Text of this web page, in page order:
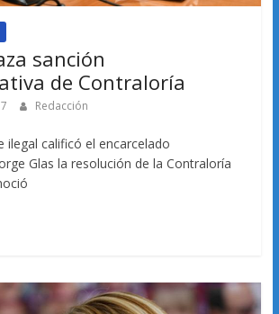
sanción
de Contraloría
Redacción
ilegal calificó el encarcelado
Glas la resolución de la Contraloría